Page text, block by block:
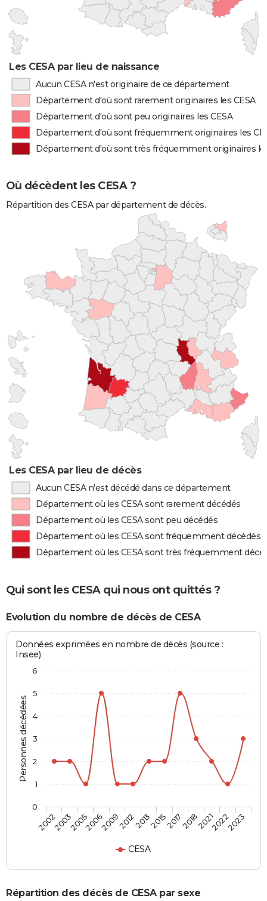
Les CESA par lieu de naissance
Aucun CESA n'est originaire de ce département
Département d'où sont rarement originaires les CESA
Département d'où sont peu originaires les CESA
Département d'où sont fréquemment originaires les
Département d'où sont très fréquemment originaires
Où décèdent les CESA ?
Répartition des CESA par département de décès.
Les CESA par lieu de décès
Aucun CESA n'est décédé dans ce département
Département où les CESA sont rarement décédés
Département où les CESA sont peu décédés
Département où les CESA sont fréquemment décédés
Département où les CESA sont très fréquemment
Qui sont les CESA qui nous ont quittés ?
Evolution du nombre de décès de CESA
Personnes décédées
Données exprimées en nombre de décès (source :
Insee)
CESA
2002200320052006200920122013201520172018202120222023
0
1
2
3
4
5
6
Répartition des décès de CESA par sexe